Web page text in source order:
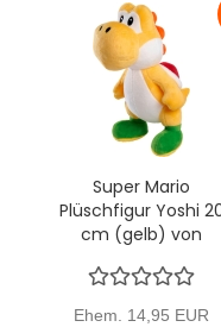
Super Mario
Plüschfigur Yoshi
cm (gelb) von
Ehem. 14,95 EUR